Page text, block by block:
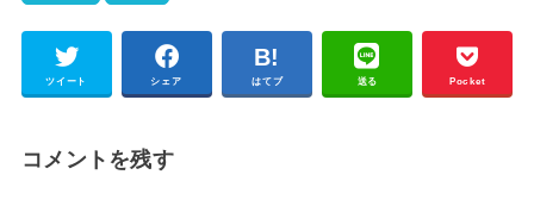
ツイート シェア はてブ 送る Pocket
コメントを残す